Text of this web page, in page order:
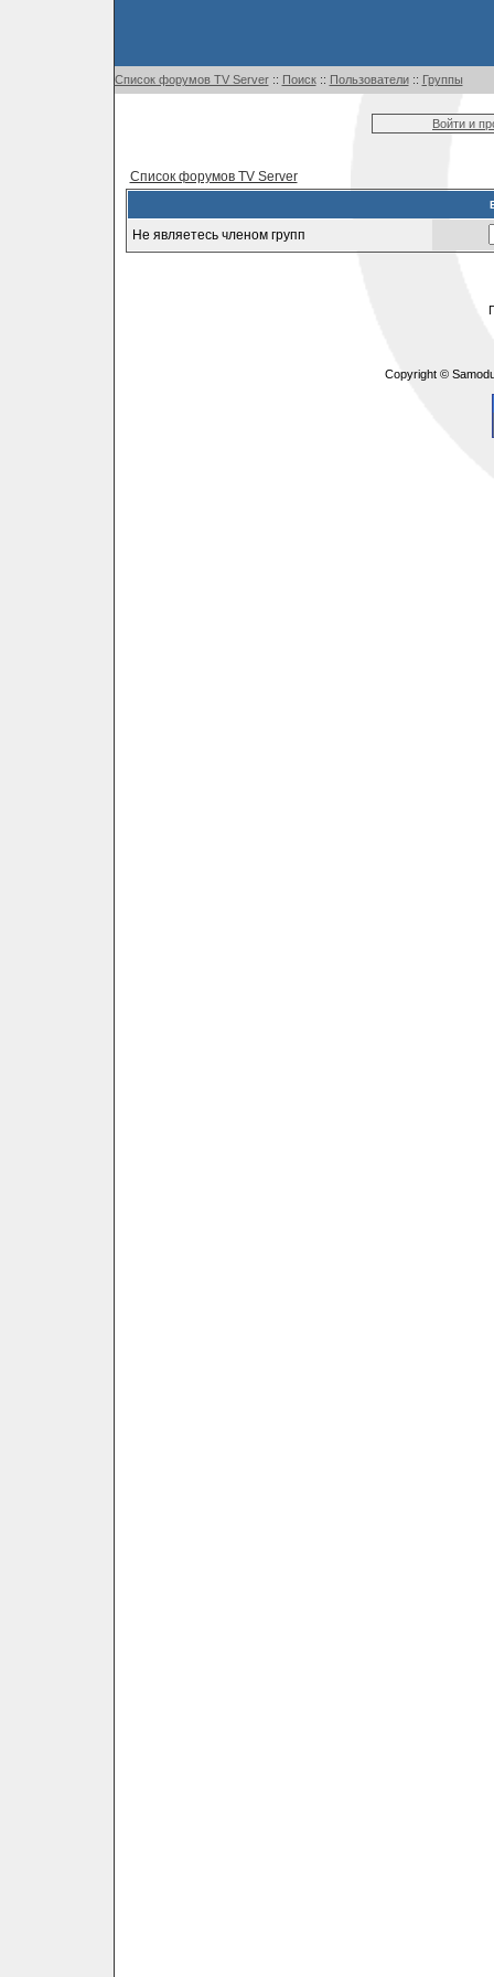
Список форумов TV Server:: Поиск:: Пользователи:: Группы
Войти и
Список форумов TV Server
Не являетесь членом групп
Copyright ©